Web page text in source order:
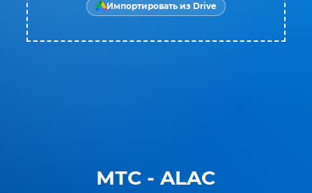
МТС - ALAC
Импортировать из Drive